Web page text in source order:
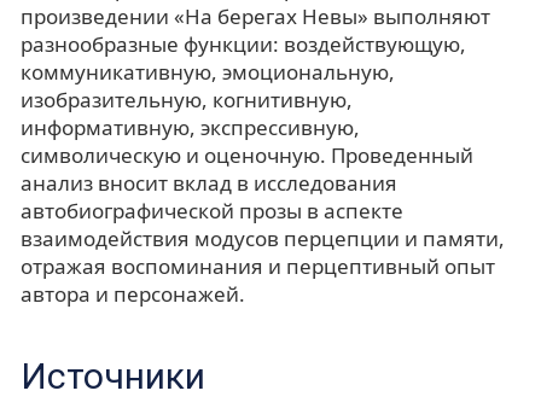
произведении «На берегах Невы» выполняют
разнообразные функции: воздействующую,
коммуникативную, эмоциональную,
изобразительную, когнитивную,
информативную, экспрессивную,
символическую и оценочную. Проведенный
анализ вносит вклад в исследования
автобиографической прозы в аспекте
взаимодействия модусов перцепции и памяти,
отражая воспоминания и перцептивный опыт
автора и персонажей.
Источники